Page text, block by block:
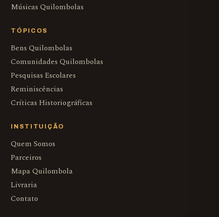
Músicas Quilombolas
TÓPICOS
Bens Quilombolas
Comunidades Quilombolas
Pesquisas Escolares
Reminiscências
Críticas Historiográficas
INSTITUIÇÃO
Quem Somos
Parceiros
Mapa Quilombola
Livraria
Contato